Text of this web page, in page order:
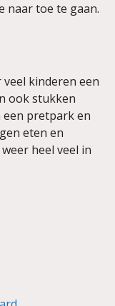
naar toe te gaan.
kinderen een
ook stukken
pretpark en
eten en
heel veel in